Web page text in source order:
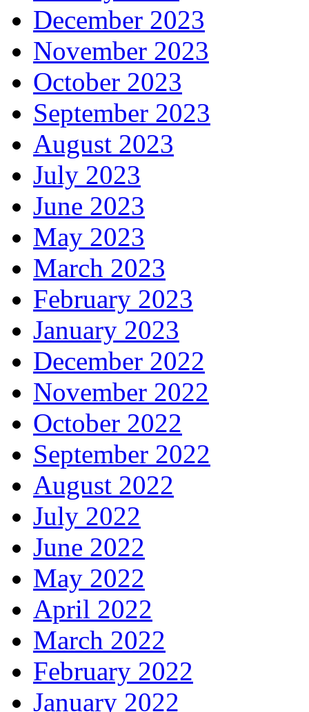
December 2023
November 2023
October 2023
September 2023
August 2023
July 2023
June 2023
May 2023
March 2023
February 2023
January 2023
December 2022
November 2022
October 2022
September 2022
August 2022
July 2022
June 2022
May 2022
April 2022
March 2022
February 2022
January 2022